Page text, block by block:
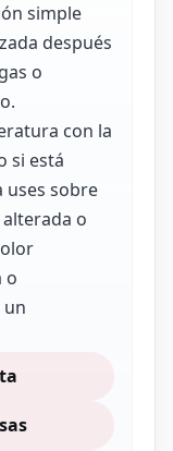
simple
después
o
con la
si está
uses sobre
o
o
un